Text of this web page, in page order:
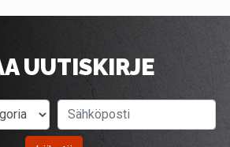
UUTISKIRJE
tuotekategoria